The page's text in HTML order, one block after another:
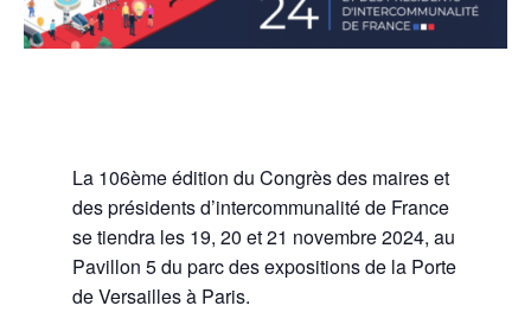
La 106ème édition du Congrès des maires et
des présidents d’intercommunalité de France
se tiendra les 19, 20 et 21 novembre 2024, au
Pavillon 5 du parc des expositions de la Porte
de Versailles à Paris.